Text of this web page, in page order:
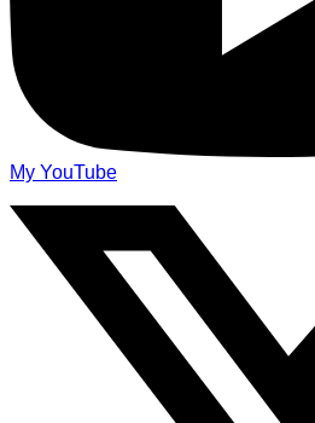
My YouTube